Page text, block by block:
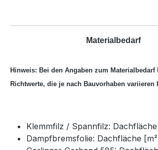
Materialbedarf
Hinweis: Bei den Angaben zum
Richtwerte, die je nach Bauvorhaben variieren
Klemmfilz / Spannfilz:
Dampfbremsfolie: Dachfläche